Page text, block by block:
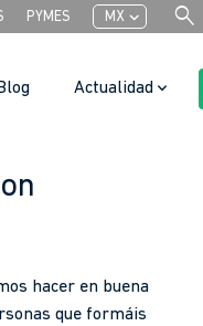
PYMES MXchevron_left search
Blog Actualidad
hacer en buena
que formáis